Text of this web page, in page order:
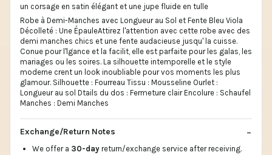
un corsage en satin élégant et une jupe fluide en tulle
Robe à Demi-Manches avec Longueur au Sol et Fente Bleu Viola
Décolleté : Une ÉpauleAttirez l'attention avec cette robe avec des
demi manches chics et une fente audacieuse jusqu' la cuisse.
Conue pour l'lgance et la facilit, elle est parfaite pour les galas, les
mariages ou les soires. La silhouette intemporelle et le style
moderne crent un look inoubliable pour vos moments les plus
glamour. Silhouette : Fourreau Tissu : Mousseline Ourlet :
Longueur au sol Dtails du dos : Fermeture clair Encolure : Schaufel
Manches : Demi Manches
Exchange/Return Notes
We offer a 30-day return/exchange service after receiving.